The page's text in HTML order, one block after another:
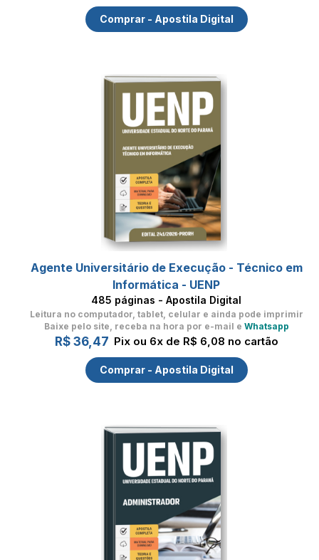
Comprar - Apostila Digital
Agente Universitário de Execução - Técnico em
Informática - UENP
485 páginas - Apostila Digital
Leitura no computador, tablet, celular e ainda pode imprimir
Baixe pelo site, receba na hora por e-mail e Whatsapp
R$ 36,47 Pix ou 6x de R$ 6,08 no cartão
Comprar - Apostila Digital